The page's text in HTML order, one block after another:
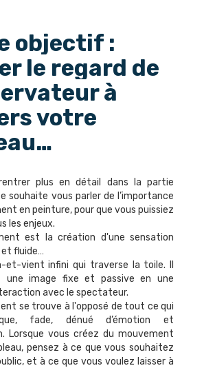
objectif :
le regard de
à
votre
plus en détail dans la partie
souhaite vous parler de l’importance
en peinture, pour que vous puissiez
les enjeux.
est la création d'une sensation
fluide…
et-vient infini qui traverse la toile. Il
une image fixe et passive en une
avec le spectateur.
se trouve à l'opposé de tout ce qui
fade, dénué d’émotion et
Lorsque vous créez du mouvement
pensez à ce que vous souhaitez
et à ce que vous voulez laisser à